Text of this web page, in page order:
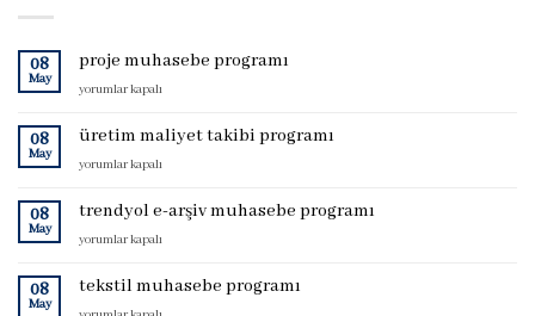
08
May
proje muhasebe programı
proje
programı
yorumlar kapalı
08
May
üretim maliyet takibi programı
üretim
takibi
için
yorumlar kapalı
08
May
trendyol e-arşiv muhasebe programı
trendyol
arşiv
yorumlar kapalı
08
May
tekstil muhasebe programı